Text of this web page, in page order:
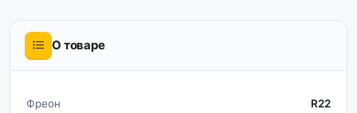
О товаре
Фреон R22